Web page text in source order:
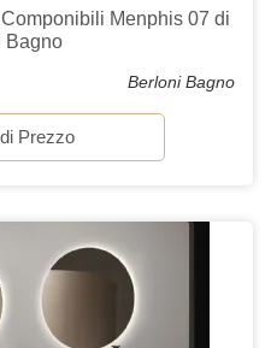
Menphis 07 di
Bagno
Berloni Bagno
Prezzo